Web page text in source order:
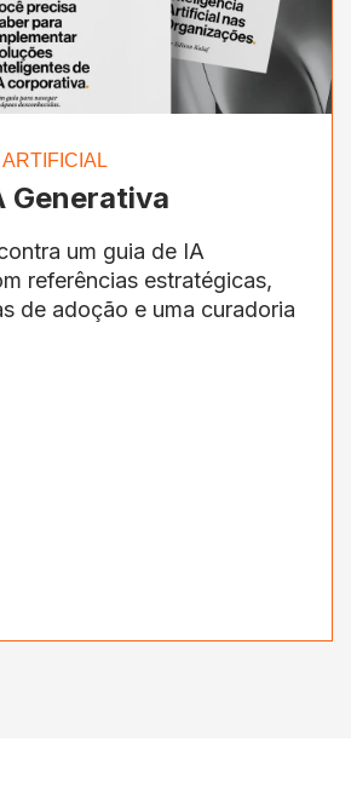
ARTIFICIAL
Generativa
um guia de IA
referências estratégicas,
de adoção e uma curadoria